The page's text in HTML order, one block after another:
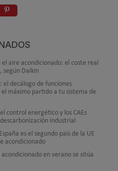
aire acondicionado: el coste real
según Daikin
el decálogo de funciones
máximo partido a tu sistema de
control energético y los CAEs
industrial
es el segundo país de la UE
acondicionado
en verano se sitúa